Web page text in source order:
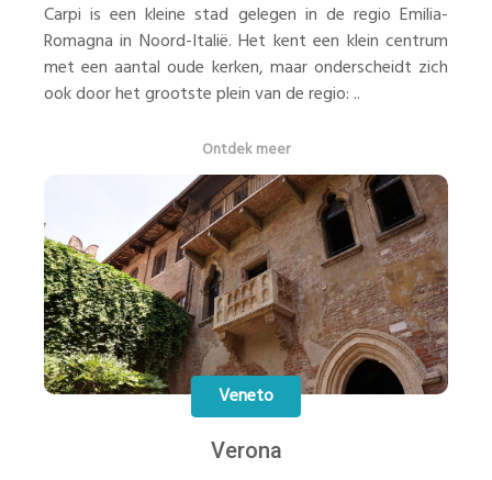
Carpi is een kleine stad gelegen in de regio Emilia-
Romagna in Noord-Italië. Het kent een klein centrum
met een aantal oude kerken, maar onderscheidt zich
ook door het grootste plein van de regio: ..
Ontdek meer
Veneto
Verona